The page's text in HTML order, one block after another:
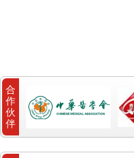
合
作
伙
伴